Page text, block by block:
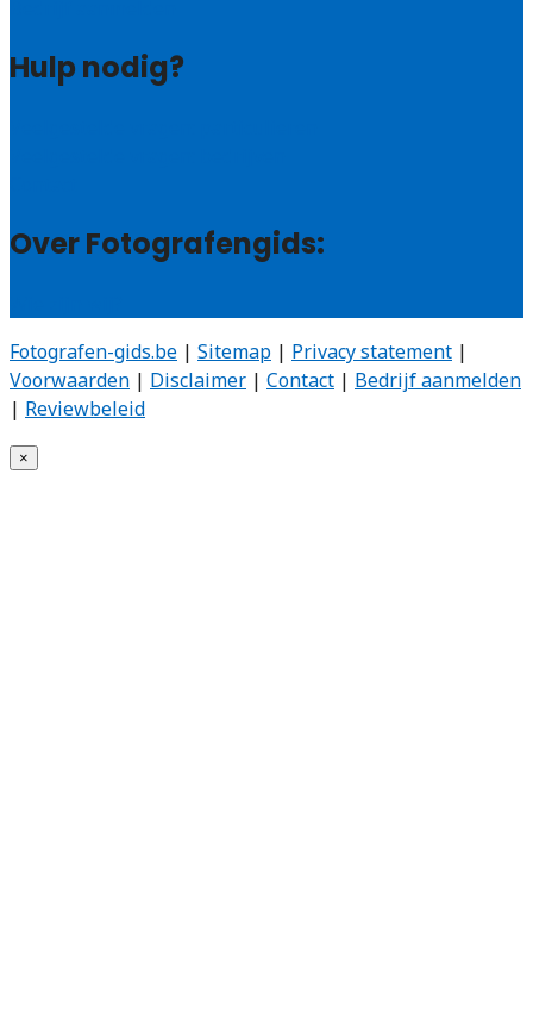
Hulp nodig?
Over Fotografengids:
Fotografen-gids.be | Sitemap | Privacy statement |
Voorwaarden | Disclaimer | Contact | Bedrijf aanmelden
| Reviewbeleid
×